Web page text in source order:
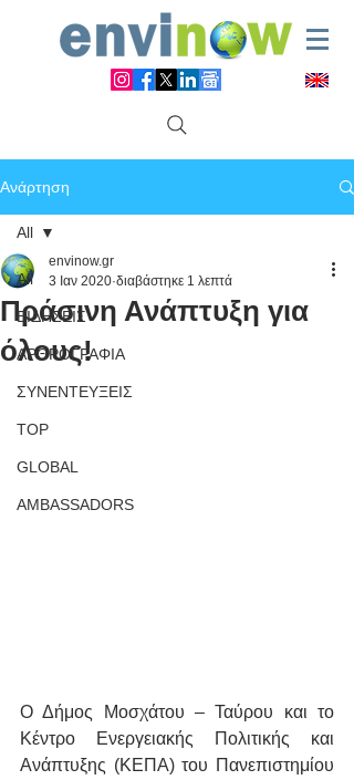
Ανάρτηση
All
ΕΙΔΗΣΕΙΣ
ΑΡΘΡΟΓΡΑΦΙΑ
ΣΥΝΕΝΤΕΥΞΕΙΣ
TOP
GLOBAL
AMBASSADORS
All
Πράσινη Ανάπτυξη για
όλους!
envinow.gr
3 Ιαν 2020 διαβάστηκε 1 λεπτά
Ο Δήμος Μοσχάτου – Ταύρου και το
Κέντρο Ενεργειακής Πολιτικής και
Ανάπτυξης (ΚΕΠΑ) του Πανεπιστημίου